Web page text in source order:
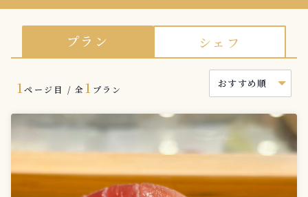
プラン シェフ
1ページ目 / 全 1 プラン